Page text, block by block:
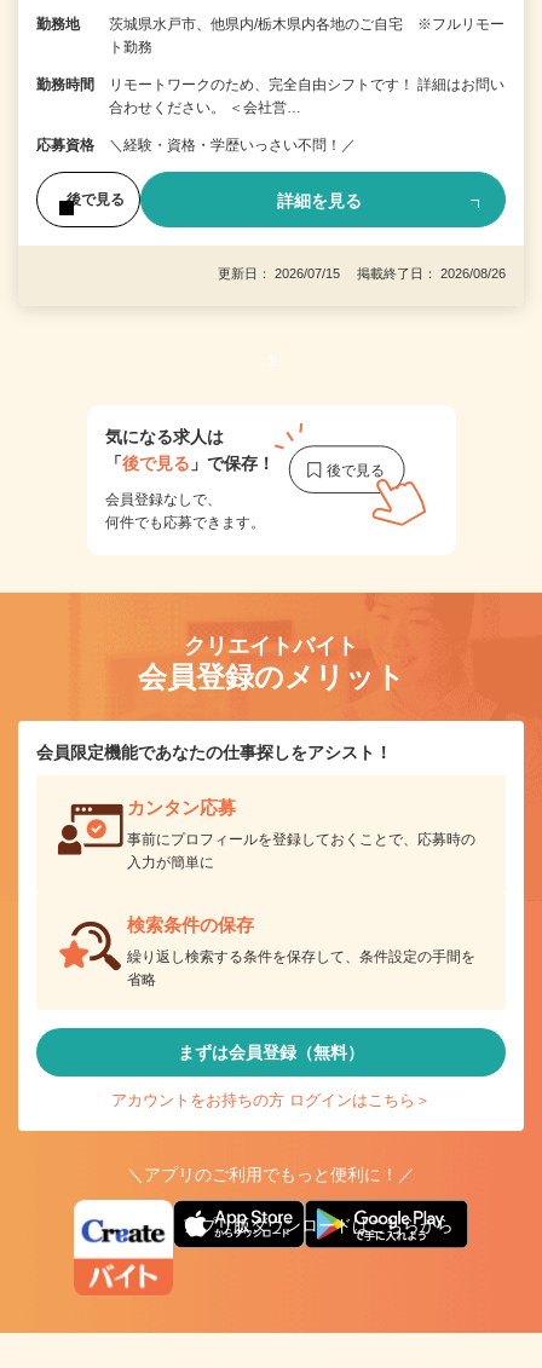
勤務地
茨城県水戸市、他県内/栃木県内各地のご自宅 ※フルリモー
ト勤務
勤務時間
リモートワークのため、完全自由シフトです！ 詳細はお問い
合わせください。 ＜会社営…
応募資格 ＼経験・資格・学歴いっさい不問！／
後で見る 詳細を見る
更新日： 2026/07/15 掲載終了日： 2026/08/26
1
気になる求人は
「後で見る 」で保存！
会員登録なしで、
何件でも応募できます。
クリエイトバイト
会員登録のメリット
会員限定機能であなたの仕事探しをアシスト！
カンタン応募
事前にプロフィールを登録しておくことで、応募時の
入力が簡単に
検索条件の保存
繰り返し検索する条件を保存して、条件設定の手間を
省略
まずは会員登録（無料）
アカウントをお持ちの方 ログインはこちら＞
＼アプリのご利用でもっと便利に！／
アプリ版ダウンロードはこちらから